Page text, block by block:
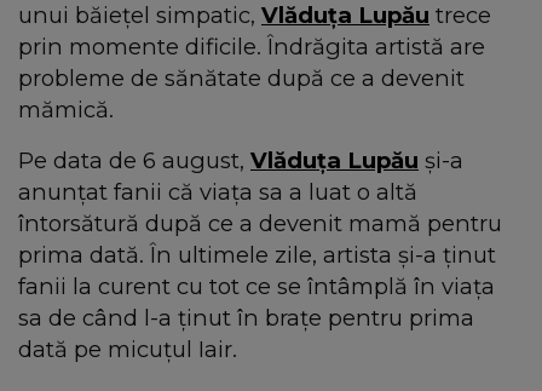
unui băiețel simpatic, Vlăduța Lupău trece
prin momente dificile. Îndrăgita artistă are
probleme de sănătate după ce a devenit
mămică.
Pe data de 6 august, Vlăduța Lupău și-a
anunțat fanii că viața sa a luat o altă
întorsătură după ce a devenit mamă pentru
prima dată. În ultimele zile, artista și-a ținut
fanii la curent cu tot ce se întâmplă în viața
sa de când l-a ținut în brațe pentru prima
dată pe micuțul Iair.